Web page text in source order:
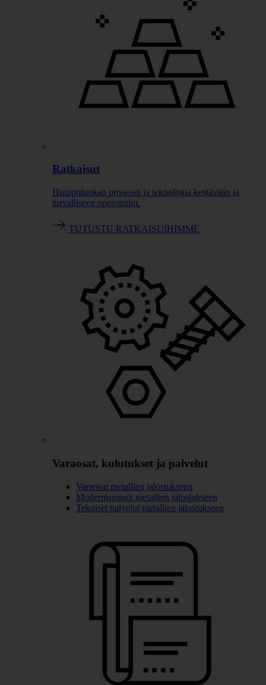
Ratkaisut
Huippuluokan prosessit ja teknologia kestävään ja
turvalliseen operointiin.
TUTUSTU RATKAISUIHIMME
Varaosat, kulutukset ja palvelut
Varaosat metallien jalostukseen
Modernisoinnit metallien jalostukseen
Tekniset palvelut metallien jalostukseen